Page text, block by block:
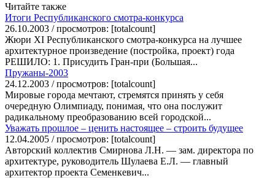
Читайте также
Итоги Республиканского смотра-конкурса
26.10.2003 / просмотров: [totalcount]
Жюри XI Республиканского смотра-конкурса на лучшее
архитектурное произведение (постройка, проект) года
РЕШИЛО: 1. Присудить Гран-при (Большая...
Пружаны-2003
24.12.2003 / просмотров: [totalcount]
Мировые города мечтают, стремятся принять у себя
очередную Олимпиаду, понимая, что она послужит
радикальному преобразованию всей городской...
Уважать прошлое – ценить настоящее – строить будущее
12.04.2005 / просмотров: [totalcount]
Авторский коллектив Смирнова Л.Н. — зам. директора по
архитектуре, руководитель Шулаева Е.Л. — главный
архитектор проекта Семенкевич...